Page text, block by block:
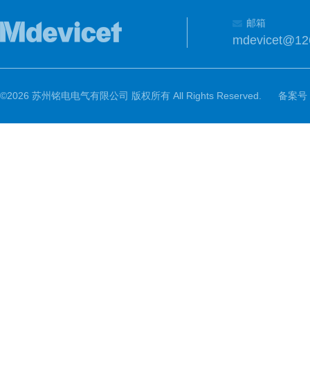
邮箱
©2026 苏州铭电电气有限公司 版权所有 All Rights Reserved. 备案号